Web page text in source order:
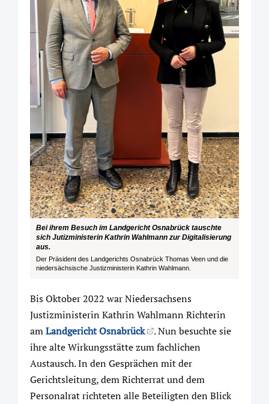
Bei ihrem Besuch im Landgericht Osnabrück tauschte
sich Jutizministerin Kathrin Wahlmann zur Digitalisierung
aus.
Der Präsident des Landgerichts Osnabrück Thomas Veen und die
niedersächsische Justizministerin Kathrin Wahlmann.
Bis Oktober 2022 war Niedersachsens
Justizministerin Kathrin Wahlmann Richterin
amLandgericht Osnabrück
. Nun besuchte sie
ihre alte Wirkungsstätte zum fachlichen
Austausch. In den Gesprächen mit der
Gerichtsleitung, dem Richterrat und dem
Personalrat richteten alle Beteiligten den Blick